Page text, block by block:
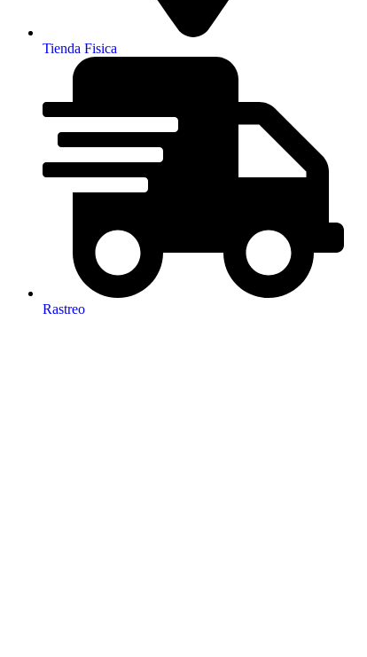
Tienda Fisica
Rastreo